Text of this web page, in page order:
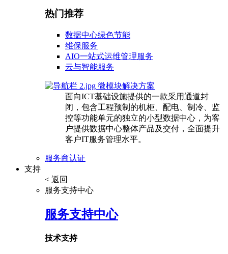
热门推荐
数据中心绿色节能
维保服务
AIO一站式运维管理服务
云与智能服务
微模块解决方案
面向ICT基础设施提供的一款采用通道封
闭，包含工程预制的机柜、配电、制冷、监
控等功能单元的独立的小型数据中心，为客
户提供数据中心整体产品及交付，全面提升
客户IT服务管理水平。
服务商认证
支持
< 返回
服务支持中心
服务支持中心
技术支持